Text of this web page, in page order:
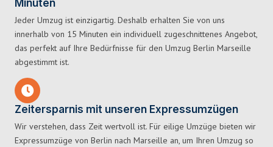
Minuten
Jeder Umzug ist einzigartig. Deshalb erhalten Sie von uns
innerhalb von 15 Minuten ein individuell zugeschnittenes Angebot,
das perfekt auf Ihre Bedürfnisse für den Umzug Berlin Marseille
abgestimmt ist.
Zeitersparnis mit unseren Expressumzügen
Wir verstehen, dass Zeit wertvoll ist. Für eilige Umzüge bieten wir
Expressumzüge von Berlin nach Marseille an, um Ihren Umzug so